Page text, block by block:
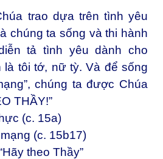
trao dựa trên tình yêu
chúng ta sống và thi hành
tả tình yêu dành cho
là tôi tớ, nữ tỳ. Và để sống
chúng ta được Chúa
THẦY!”
(c. 15a)
(c. 15b17)
theo Thầy”